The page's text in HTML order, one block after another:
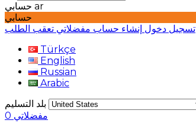
ar
حسابي
تسجيل دخول إنشاء حساب مفضلاتي تعقب الطلب
Türkçe
English
Russian
Arabic
بلد التسليم
مفضلاتي 0